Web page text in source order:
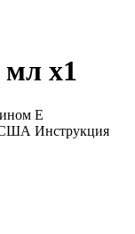
мл x1
Е
США Инструкция